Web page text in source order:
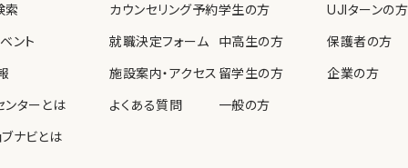
人情報保護法等の法令
索
ント
ンターとは
ナビとは
カウンセリング予約
就職決定フォーム
施設案内・アクセス
よくある質問
学生の方
中高生の方
留学生の方
一般の方
UJIターンの方
保護者の方
企業の方